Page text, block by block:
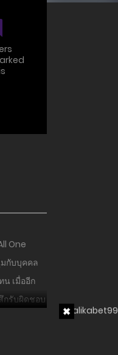
One
มกับบุคคล
น เมื่ออีก
กรับผิดชอบ